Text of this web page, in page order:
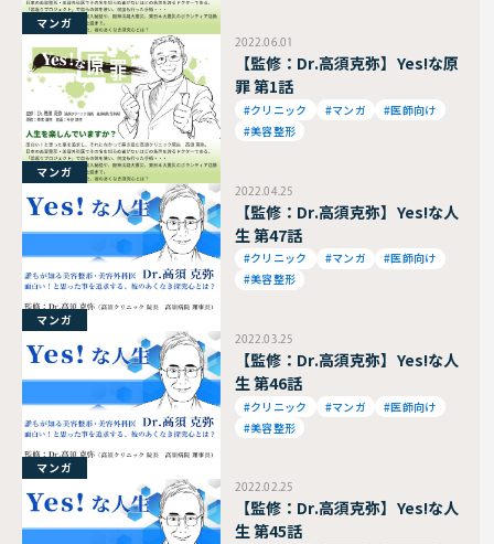
マンガ
2022.06.01
【監修：Dr.高須克弥】Yes!な原
罪 第1話
#クリニック #マンガ
#医師向け
#美容整形
マンガ
2022.04.25
【監修：Dr.高須克弥】Yes!な人
生 第47話
#クリニック #マンガ
#医師向け
#美容整形
マンガ
2022.03.25
【監修：Dr.高須克弥】Yes!な人
生 第46話
#クリニック #マンガ
#医師向け
#美容整形
マンガ
2022.02.25
【監修：Dr.高須克弥】Yes!な人
生 第45話